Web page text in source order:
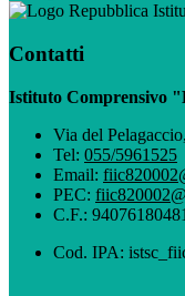
Contatti
Istituto Comprensivo
Via del
Tel: 055/5961525
Email:
PEC:
C.F.: 94076180481
Cod. IPA: